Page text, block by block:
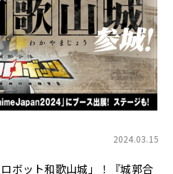
2024.03.15
ボット和歌山城」！『城郭合